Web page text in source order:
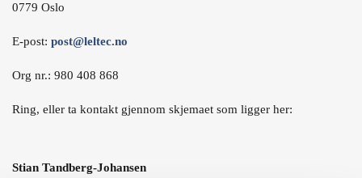
0779 Oslo
E-post: post@leltec.no
Org nr.: 980 408 868
Ring, eller ta kontakt gjennom skjemaet som ligger her:
Stian Tandberg-Johansen